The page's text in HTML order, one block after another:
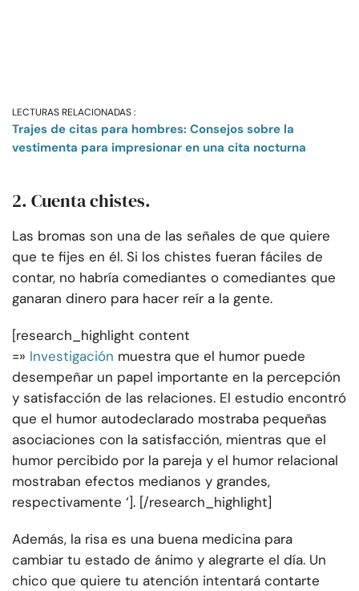
LECTURAS RELACIONADAS :
Trajes de citas para hombres: Consejos sobre la
vestimenta para impresionar en una cita nocturna
2. Cuenta chistes.
Las bromas son una de las señales de que quiere
que te fijes en él. Si los chistes fueran fáciles de
contar, no habría comediantes o comediantes que
ganaran dinero para hacer reír a la gente.
[research_highlight content
=» Investigación muestra que el humor puede
desempeñar un papel importante en la percepción
y satisfacción de las relaciones. El estudio encontró
que el humor autodeclarado mostraba pequeñas
asociaciones con la satisfacción, mientras que el
humor percibido por la pareja y el humor relacional
mostraban efectos medianos y grandes,
respectivamente ‘]. [/research_highlight]
Además, la risa es una buena medicina para
cambiar tu estado de ánimo y alegrarte el día. Un
chico que quiere tu atención intentará contarte